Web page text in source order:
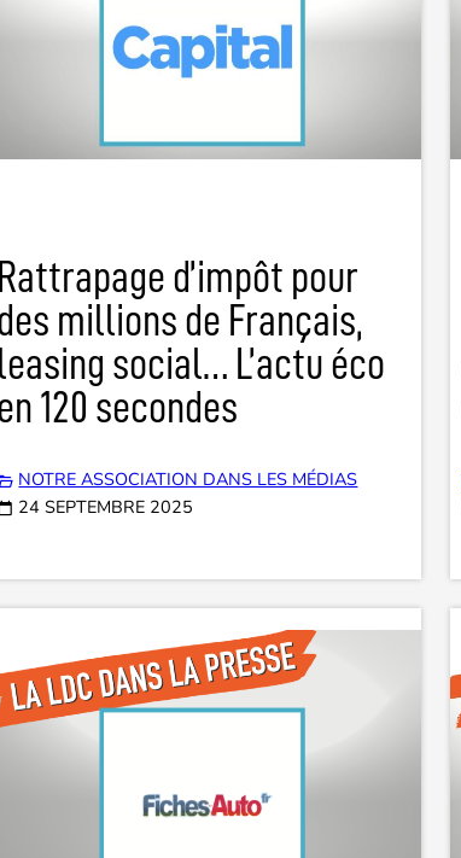
Rattrapage d’impôt pour
millions de Français,
leasing social… L’actu éco
120 secondes
NOTRE ASSOCIATION DANS LES MÉDIAS
24 SEPTEMBRE 2025